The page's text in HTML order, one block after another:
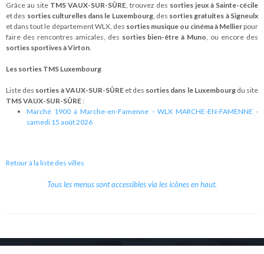
Grâce au site TMS VAUX-SUR-SÛRE, trouvez des sorties jeux à Sainte-cécile
et des sorties culturelles dans le Luxembourg, des sorties gratuites à Signeulx
et dans tout le département WLX, des sorties musique ou cinéma à Mellierpour
faire des rencontres amicales, des sorties bien-être à Muno, ou encore des
sorties sportives à Virton.
Les sorties TMS Luxembourg
Liste des sorties à VAUX-SUR-SÛREet des sorties dans le Luxembourgdu site
TMS VAUX-SUR-SÛRE :
Marché 1900 à Marche-en-Famenne - WLX MARCHE-EN-FAMENNE -
samedi 15 août 2026
Retour à la liste des villes
Tous les menus sont accessibles via les icônes en haut.